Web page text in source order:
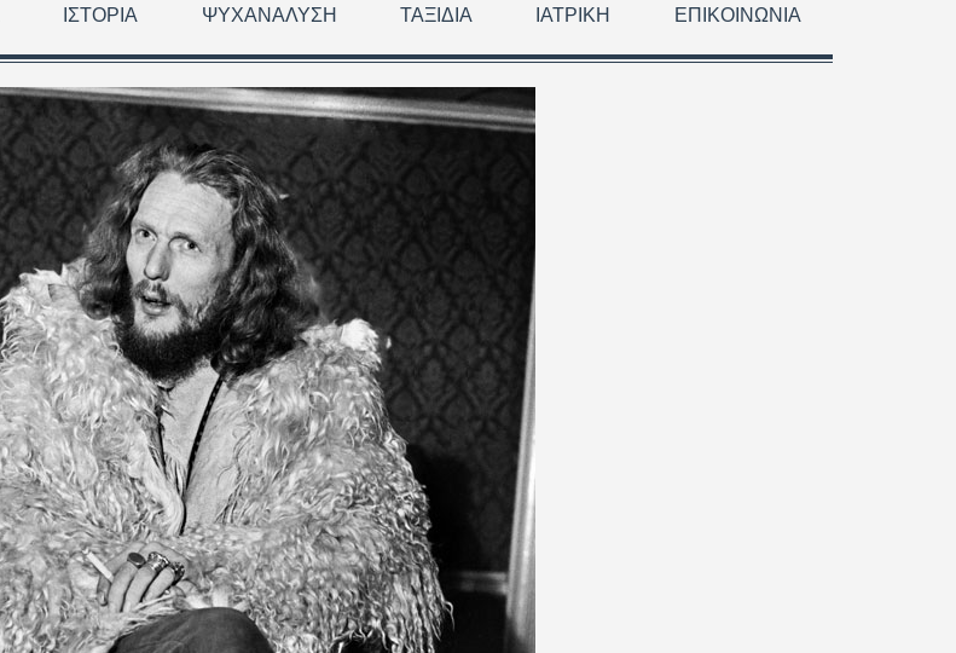
ΙΣΤΟΡΊΑ ΨΥΧΑΝΆΛΥΣΗ ΤΑΞΊΔΙΑ ΙΑΤΡΙΚΉ ΕΠΙΚΟΙΝΩΝΊΑ